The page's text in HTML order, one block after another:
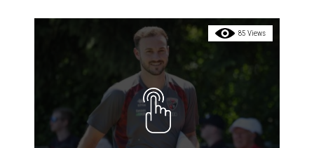
85 Views